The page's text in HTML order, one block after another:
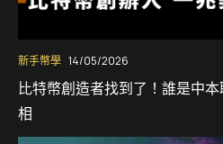
新手幣學 14/05/2026
比特幣創造者找到了！誰是中
相